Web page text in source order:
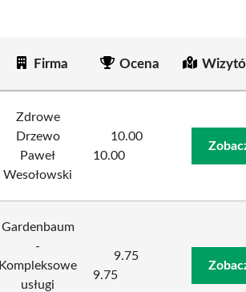
Firma Ocena
Zdrowe
Drzewo
Paweł
Wesołowski
10.00
10.00
Gardenbaum
-
Kompleksowe
usługi
9.75
9.75